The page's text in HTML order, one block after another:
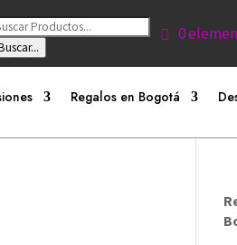
0
Regalos en Bogotá